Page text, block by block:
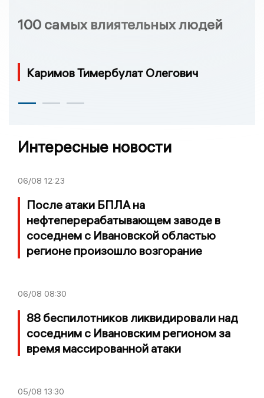
100 самых влиятельных людей
Каримов Тимербулат Олегович
Интересные новости
06/08 12:23
После атаки БПЛА на
нефтеперерабатывающем заводе в
соседнем с Ивановской областью
регионе произошло возгорание
06/08 08:30
88 беспилотников ликвидировали над
соседним с Ивановским регионом за
время массированной атаки
05/08 13:30